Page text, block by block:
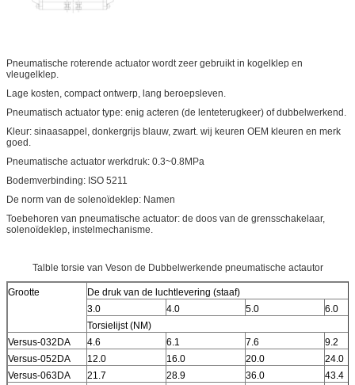
Pneumatische roterende actuator wordt zeer gebruikt in kogelklep en
vleugelklep.
Lage kosten, compact ontwerp, lang beroepsleven.
Pneumatisch actuator type: enig acteren (de lenteterugkeer) of dubbelwerkend.
Kleur: sinaasappel, donkergrijs blauw, zwart. wij keuren OEM kleuren en merk
goed.
Pneumatische actuator werkdruk: 0.3~0.8MPa
Bodemverbinding: ISO 5211
De norm van de solenoïdeklep: Namen
Toebehoren van pneumatische actuator: de doos van de grensschakelaar,
solenoïdeklep, instelmechanisme.
Talble torsie van Veson de Dubbelwerkende pneumatische actautor
Grootte
De druk van de luchtlevering (staaf)
3.0
4.0 5.0
6.0
Torsielijst (NM)
Versus-032DA
4.6 6.1 7.6
9.2
Versus-052DA
12.0 16.0 20.0
24.0
Versus-063DA
21.7 28.9 36.0
43.4